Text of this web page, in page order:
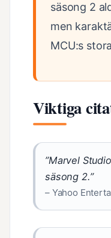
säsong 2
men
MCU:s
Viktiga
”Marvel
säsong 2.”
– Yahoo